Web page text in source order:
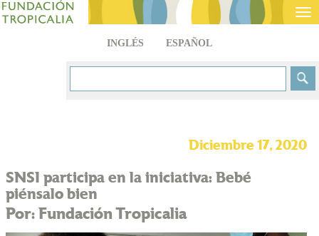
INGLÉS ESPAÑOL
Diciembre 17, 2020
SNSI participa en la iniciativa: Bebé
piénsalo bien
Por: Fundación Tropicalia